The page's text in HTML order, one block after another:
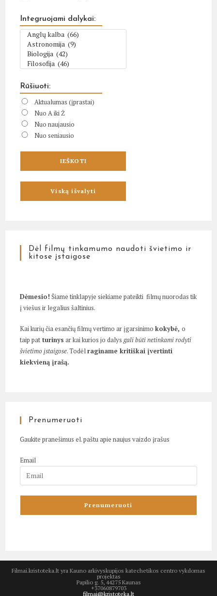
Integruojami dalykai:
Rūšiuoti:
Aktualumas (įprastai)
Nuo A iki Ž
Nuo naujausio
Nuo seniausio
Dėl filmų tinkamumo naudoti švietimo ir
kitose įstaigose
Dėmesio! Šiame tinklapyje siekiame pateikti filmų nuorodas tik
į viešus ir legalius šaltinius.
Kai kurių čia esančių filmų vertimo ar įgarsinimokokybė,o
taip pat turinys ar kai kurios jo dalys gali būti netinkami rodyti
švietimo įstaigose. Todėlraginame kritiškai įvertinti
kiekvieną įrašą.
Prenumeruoti
Gaukite pranešimus el. paštu apie naujus vaizdo įrašus
Email
Filmai.kristoteka.lt yra Kauno arkivyskupijos katechetikos centro vykdomas
projektas
Papilio g. 5, 44275 Kaunas
+37060879703
filmai@kristoteka.lt